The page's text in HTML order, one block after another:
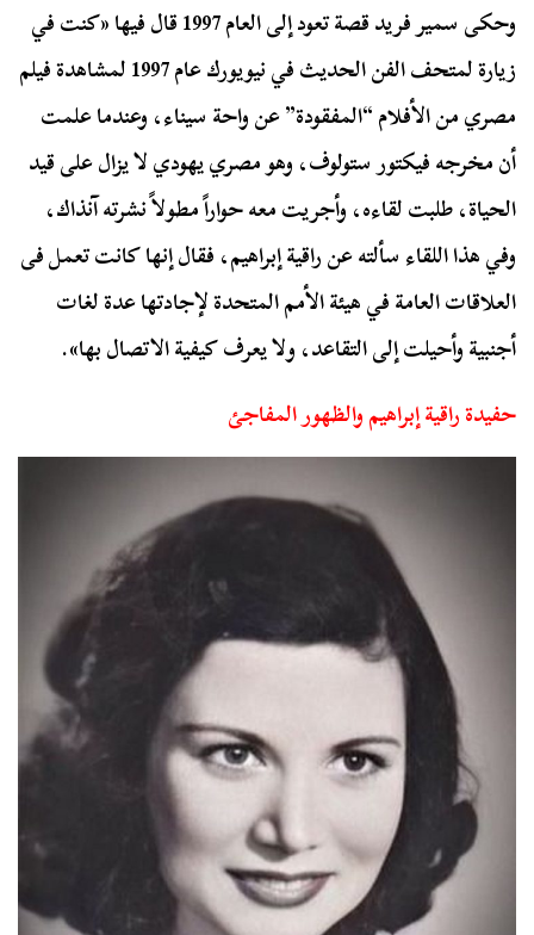
وحكى سمير فريد قصة تعود إلى العام 1997 قال فيها «كنت في
زيارة لمتحف الفن الحديث في نيويورك عام 1997 لمشاهدة فيلم
مصري من الأفلام “المفقودة” عن واحة سيناء، وعندما علمت
أن مخرجه فيكتور ستولوف، وهو مصري يهودي لا يزال على قيد
الحياة، طلبت لقاءه، وأجريت معه حواراً مطولاً نشرته آنذاك،
وفي هذا اللقاء سألته عن راقية إبراهيم، فقال إنها كانت تعمل فى
العلاقات العامة في هيئة الأمم المتحدة لإجادتها عدة لغات
أجنبية وأحيلت إلى التقاعد، ولا يعرف كيفية الاتصال بها».
حفيدة راقية إبراهيم والظهور المفاجئ